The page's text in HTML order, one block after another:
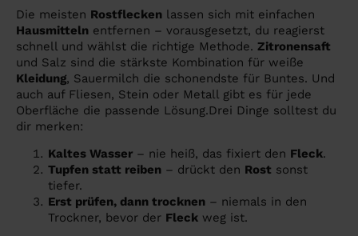
Die meisten Rostflecken lassen sich mit einfachen
Hausmitteln entfernen – vorausgesetzt, du reagierst
schnell und wählst die richtige Methode. Zitronensaft
und Salz sind die stärkste Kombination für weiße
Kleidung, Sauermilch die schonendste für Buntes. Und
auch auf Fliesen, Stein oder Metall gibt es für jede
Oberfläche die passende Lösung.Drei Dinge solltest du
dir merken:
Kaltes Wasser – nie heiß, das fixiert den Fleck.
Tupfen statt reiben – drückt den Rost sonst
tiefer.
Erst prüfen, dann trocknen – niemals in den
Trockner, bevor der Fleck weg ist.